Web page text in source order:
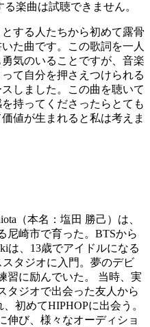
楽曲は試聴できません。
する人たちから初めて露骨
た曲です。この歌詞を一人
気のいることですが、音楽
て自分を押さえつけられる
しました。この曲を聴いて
持ってくださったらとても
値が生まれると私は考えま
（本名：塩田 勝己）は、
尼崎市で育った。BTSから
は、13歳でアイドルになる
タジオに入門。夢のデビ
習に励んでいた。 当時、実
タジオで出会った友人から
初めてHIPHOPに出会う。
伸び、様々なオーディショ